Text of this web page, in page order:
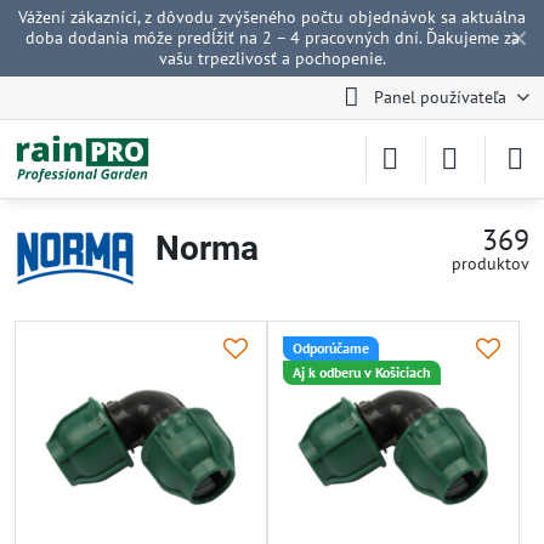
✕
Vážení zákazníci, z dôvodu zvýšeného počtu objednávok sa aktuálna
doba dodania môže predĺžiť na 2 – 4 pracovných dní. Ďakujeme za
vašu trpezlivosť a pochopenie.
Panel používateľa
Norma 369
produktov
Odporúčame
Aj k odberu v Košiciach